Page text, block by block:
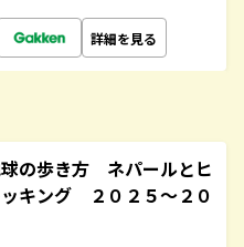
詳細を見る
の歩き方 ネパールとヒ
キング ２０２５～２０